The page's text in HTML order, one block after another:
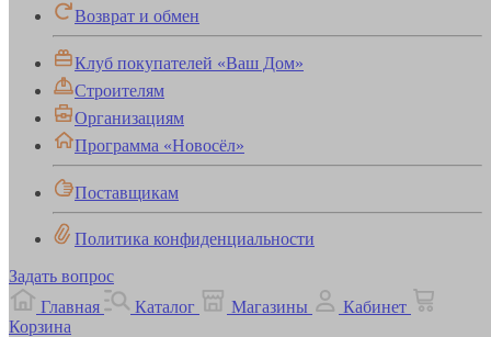
Возврат и обмен
Клуб покупателей «Ваш Дом»
Строителям
Организациям
Программа «Новосёл»
Поставщикам
Политика конфиденциальности
Задать вопрос
Главная
Каталог Магазины
Кабинет
Корзина